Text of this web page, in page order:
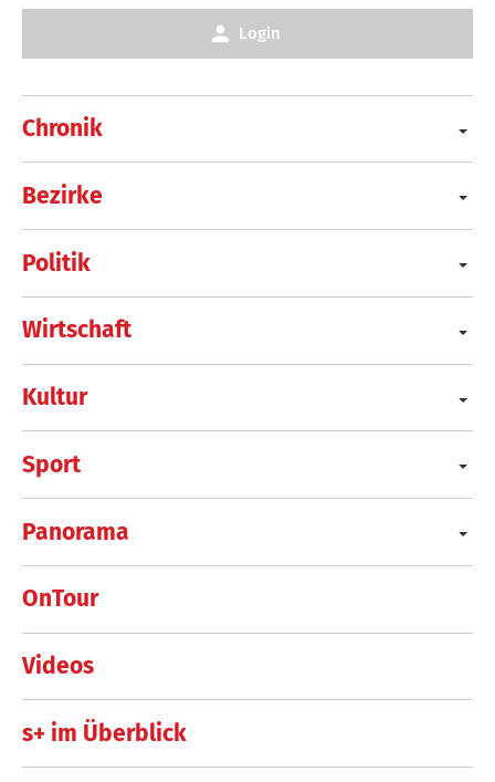
Chronik
Bezirke
Politik
Wirtschaft
Kultur
Sport
Panorama
OnTour
Videos
s+ im Überblick
Login